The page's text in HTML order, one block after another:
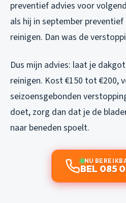
preventief advies voor
als hij in september
reinigen. Dan was de
Dus mijn advies: laat je
reinigen. Kost €150 tot €200,
seizoensgebonden
doet, zorg dan dat je de
naar beneden spoelt.
NU
BEL 085